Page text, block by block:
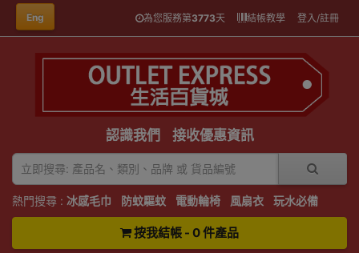
Eng 為您服務第3773天 結帳教學 登入/註冊
認識我們 接收優惠資訊
熱門搜尋 : 冰感毛巾 防蚊驅蚊 電動輪椅 風扇衣 玩水必備
按我結帳 - 0 件產品